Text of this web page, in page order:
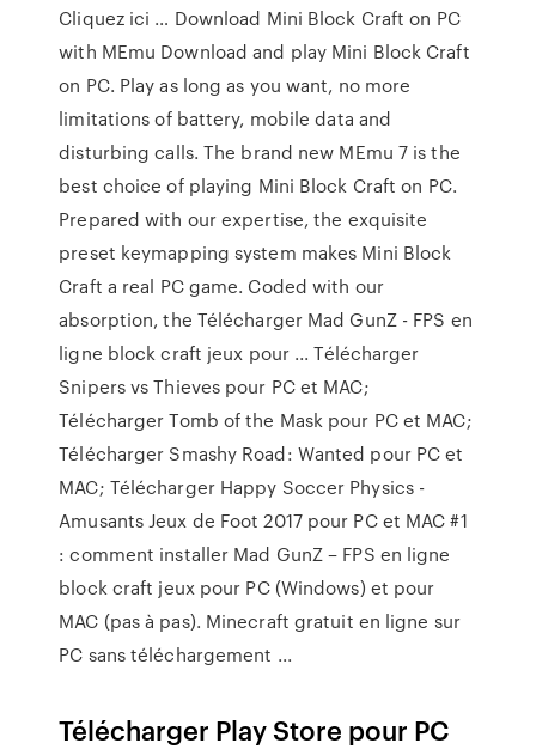
Cliquez ici … Download Mini Block Craft on PC
with MEmu Download and play Mini Block Craft
on PC. Play as long as you want, no more
limitations of battery, mobile data and
disturbing calls. The brand new MEmu 7 is the
best choice of playing Mini Block Craft on PC.
Prepared with our expertise, the exquisite
preset keymapping system makes Mini Block
Craft a real PC game. Coded with our
absorption, the Télécharger Mad GunZ - FPS en
ligne block craft jeux pour ... Télécharger
Snipers vs Thieves pour PC et MAC;
Télécharger Tomb of the Mask pour PC et MAC;
Télécharger Smashy Road: Wanted pour PC et
MAC; Télécharger Happy Soccer Physics -
Amusants Jeux de Foot 2017 pour PC et MAC #1
: comment installer Mad GunZ – FPS en ligne
block craft jeux pour PC (Windows) et pour
MAC (pas à pas). Minecraft gratuit en ligne sur
PC sans téléchargement ...
Télécharger Play Store pour PC